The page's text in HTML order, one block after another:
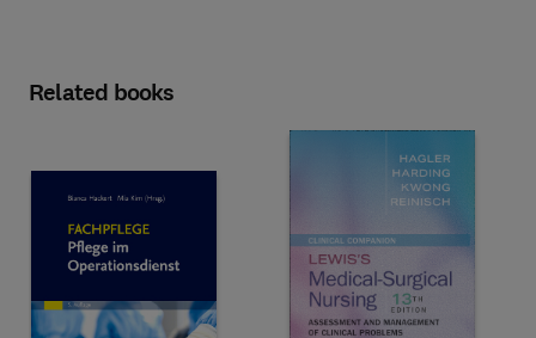
Related books